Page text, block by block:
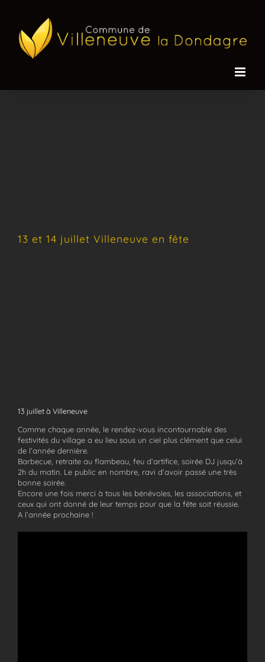
13 et 14 juillet Villeneuve en fête
13 juillet à Villeneuve
Comme chaque année, le rendez-vous incontournable des
festivités du village a eu lieu sous un ciel plus clément que celui
de l’année dernière.
Barbecue, retraite au flambeau, feu d’artifice, soirée DJ jusqu’à
2h du matin. Le public en nombre, ravi d’avoir passé une très
bonne soirée.
Encore une fois merci à tous les bénévoles, les associations, et
ceux qui ont donné de leur temps pour que la fête soit réussie.
A l’année prochaine !